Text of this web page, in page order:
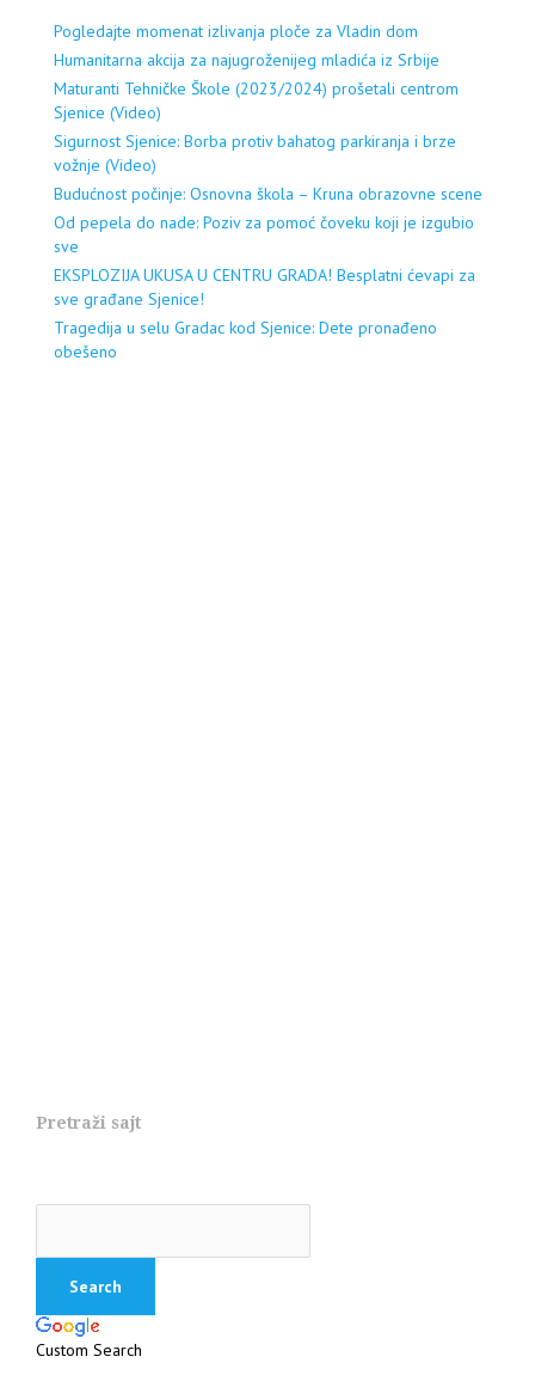
Pogledajte momenat izlivanja ploče za Vladin dom
Humanitarna akcija za najugroženijeg mladića iz Srbije
Maturanti Tehničke Škole (2023/2024) prošetali centrom
Sjenice (Video)
Sigurnost Sjenice: Borba protiv bahatog parkiranja i brze
vožnje (Video)
Budućnost počinje: Osnovna škola – Kruna obrazovne scene
Od pepela do nade: Poziv za pomoć čoveku koji je izgubio
sve
EKSPLOZIJA UKUSA U CENTRU GRADA! Besplatni ćevapi za
sve građane Sjenice!
Tragedija u selu Gradac kod Sjenice: Dete pronađeno
obešeno
Pretraži sajt
Custom Search